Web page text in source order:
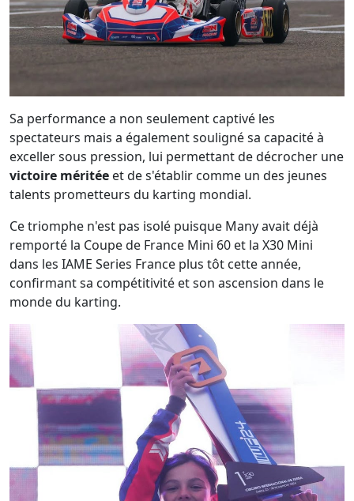
Sa performance a non seulement captivé les
spectateurs mais a également souligné sa capacité à
exceller sous pression, lui permettant de décrocher une
victoire méritée et de s'établir comme un des jeunes
talents prometteurs du karting mondial.
Ce triomphe n'est pas isolé puisque Many avait déjà
remporté la Coupe de France Mini 60 et la X30 Mini
dans les IAME Series France plus tôt cette année,
confirmant sa compétitivité et son ascension dans le
monde du karting.